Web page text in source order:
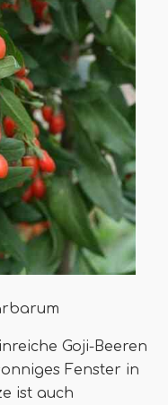
Goji-Beeren
Fenster in
ist auch